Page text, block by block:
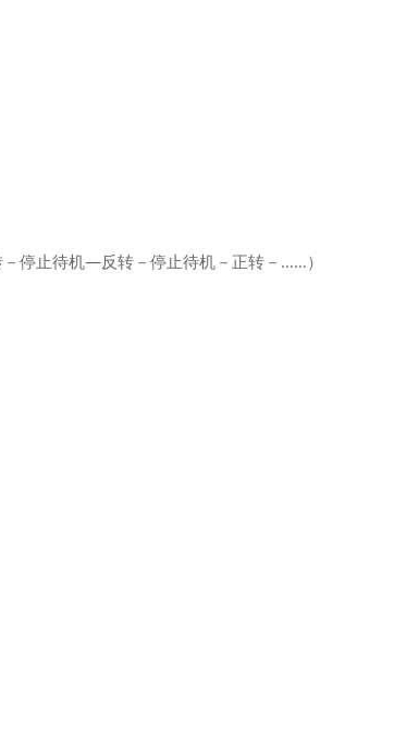
停止待机―反转－停止待机－正转－……）